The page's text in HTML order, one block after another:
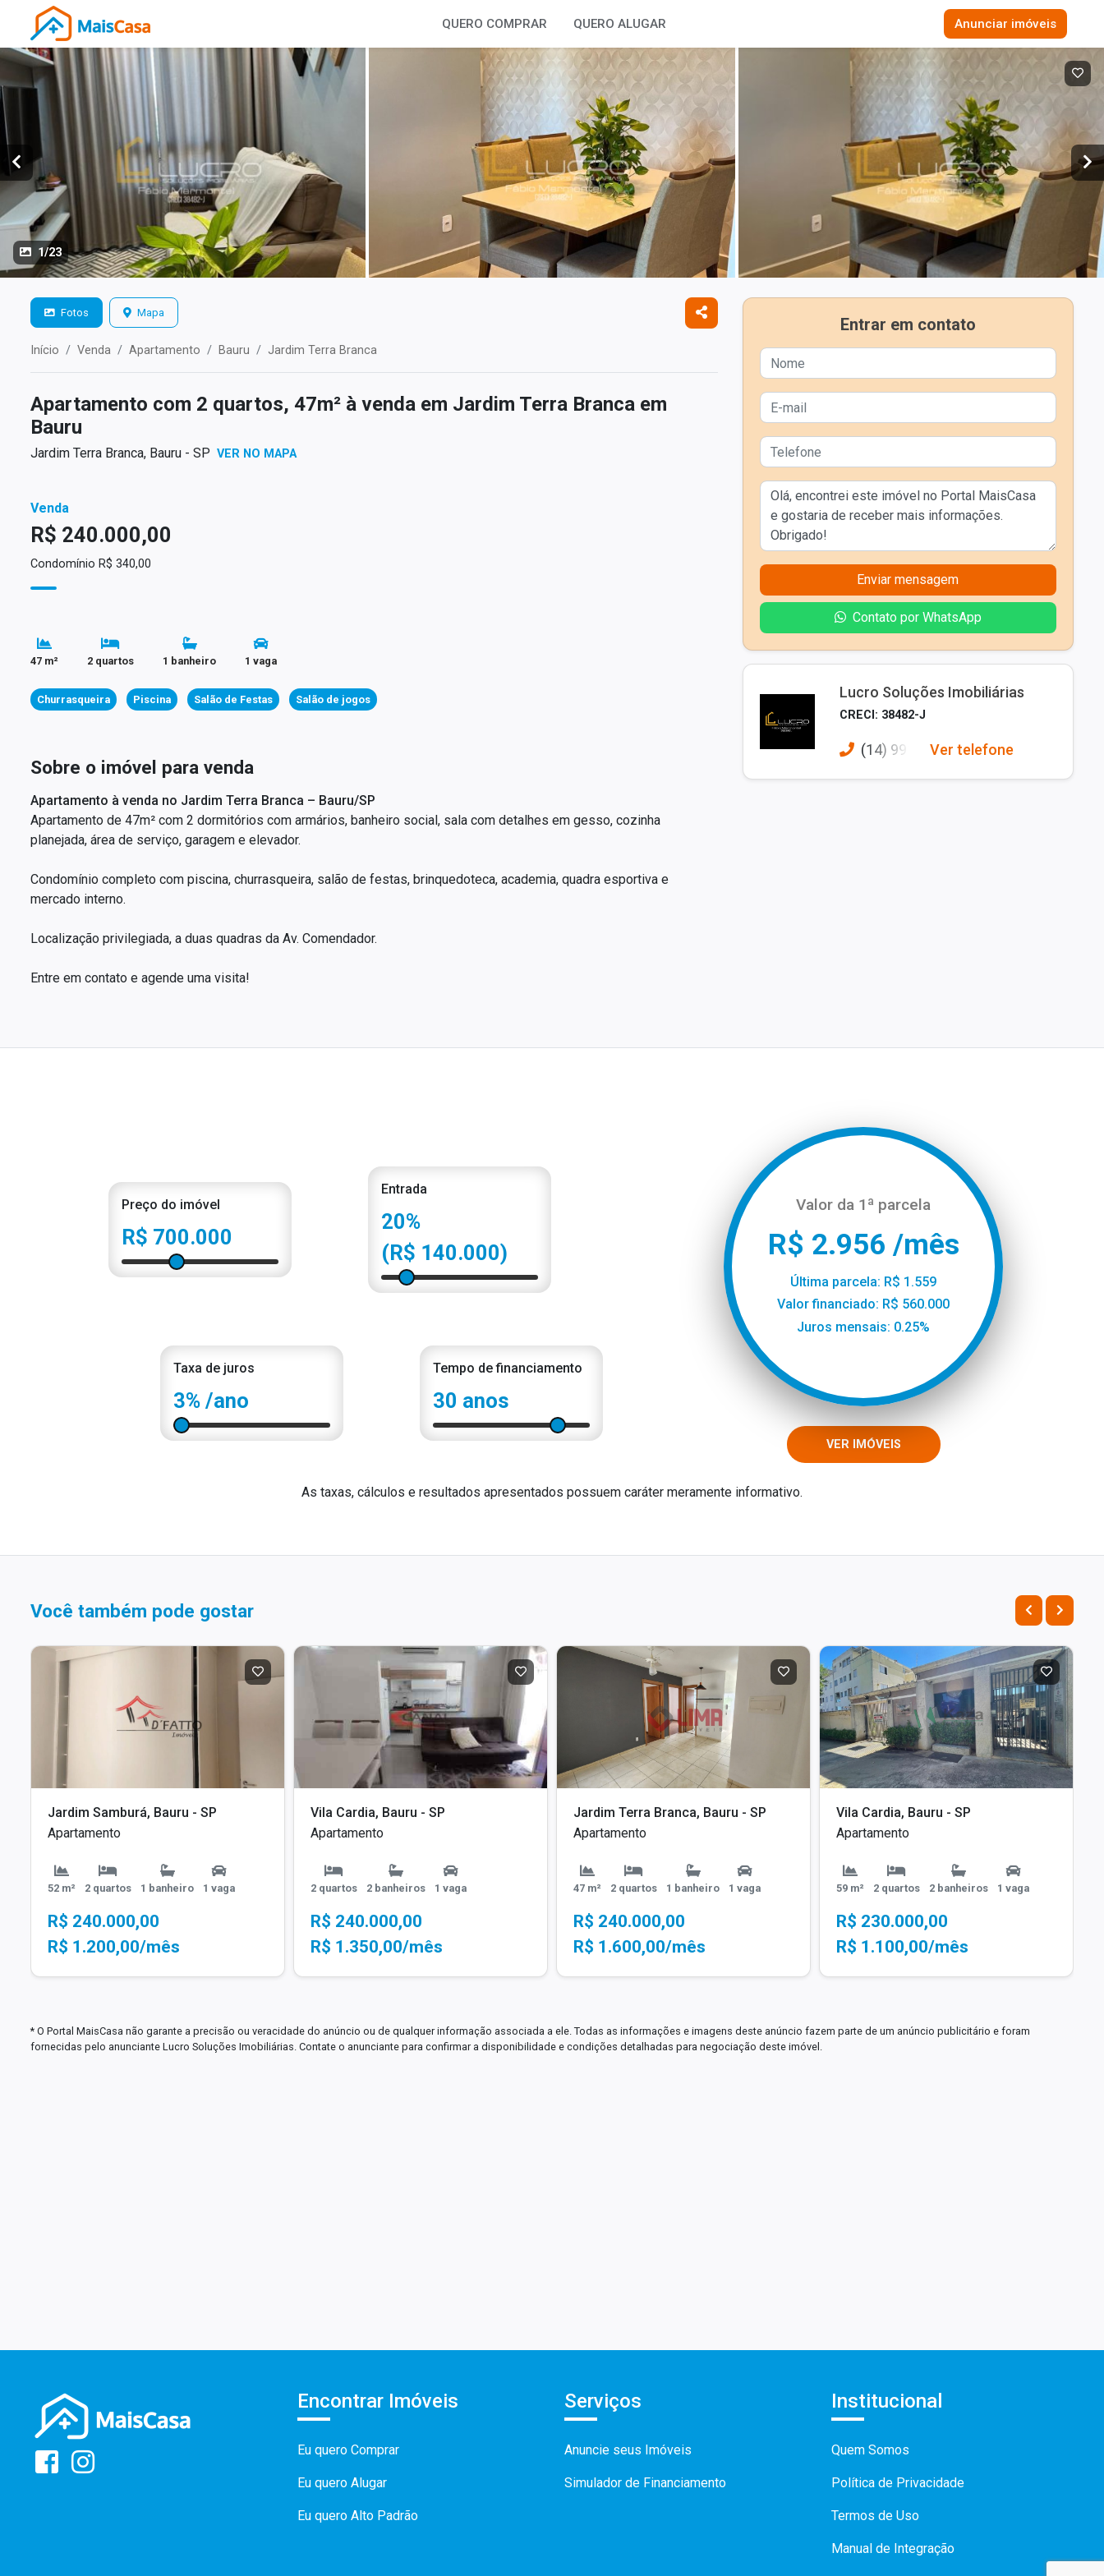
QUERO COMPRAR QUERO ALUGAR Anunciar imóveis
1/23
Fotos Mapa
Início Venda Apartamento Bauru Jardim Terra Branca
Apartamento com 2 quartos, 47m² à venda em Jardim Terra Branca em
Bauru
Jardim Terra Branca, Bauru - SP VER NO MAPA
Venda
R$ 240.000,00
Condomínio R$ 340,00
47 m² 2 quartos 1 banheiro 1 vaga
Churrasqueira Piscina Salão de Festas Salão de jogos
Sobre o imóvel para venda
Apartamento à venda no Jardim Terra Branca – Bauru/SP
Apartamento de 47m² com 2 dormitórios com armários, banheiro social, sala com detalhes em gesso, cozinha
planejada, área de serviço, garagem e elevador.
Condomínio completo com piscina, churrasqueira, salão de festas, brinquedoteca, academia, quadra esportiva e
mercado interno.
Localização privilegiada, a duas quadras da Av. Comendador.
Entre em contato e agende uma visita!
Entrar em contato
Enviar mensagem
Contato por WhatsApp
Lucro Soluções Imobiliárias
CRECI: 38482-J
(14) 991 Ver telefone
Preço do imóvel
R$ 700.000
Entrada
20%
(R$ 140.000)
Taxa de juros
3% /ano
Tempo de financiamento
30 anos
Valor da 1ª parcela
R$ 2.956 /mês
Última parcela: R$ 1.559
Valor financiado: R$ 560.000
Juros mensais: 0.25%
VER IMÓVEIS
As taxas, cálculos e resultados apresentados possuem caráter meramente informativo.
Você também pode gostar
Jardim Samburá, Bauru - SP
Apartamento
52 m² 2 quartos 1 banheiro 1 vaga
R$ 240.000,00
R$ 1.200,00/mês
Vila Cardia, Bauru - SP
Apartamento
2 quartos 2 banheiros 1 vaga
R$ 240.000,00
R$ 1.350,00/mês
Jardim Terra Branca, Bauru - SP
Apartamento
47 m² 2 quartos 1 banheiro 1 vaga
R$ 240.000,00
R$ 1.600,00/mês
Vila Cardia, Bauru - SP
Apartamento
59 m² 2 quartos 2 banheiros 1 vaga
R$ 230.000,00
R$ 1.100,00/mês
* O Portal MaisCasa não garante a precisão ou veracidade do anúncio ou de qualquer informação associada a ele. Todas as informações e imagens deste anúncio fazem parte de um anúncio publicitário e foram
fornecidas pelo anunciante Lucro Soluções Imobiliárias. Contate o anunciante para confirmar a disponibilidade e condições detalhadas para negociação deste imóvel.
Encontrar Imóveis
Eu quero Comprar
Eu quero Alugar
Eu quero Alto Padrão
Serviços
Anuncie seus Imóveis
Simulador de Financiamento
Institucional
Quem Somos
Política de Privacidade
Termos de Uso
Manual de Integração